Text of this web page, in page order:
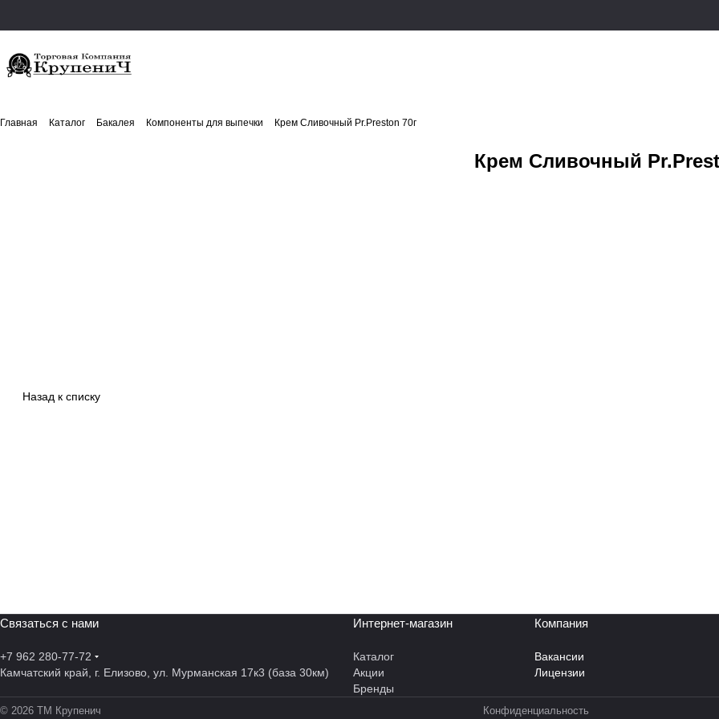
Главная Каталог Бакалея Компоненты для выпечки Крем Сливочный Pr.Preston 70г
Крем Сливочный
Назад к списку
Связаться с нами
+7 962 280-77-72
Камчатский край, г. Елизово, ул. Мурманская 17к3 (база 30км)
Интернет-магазин
Каталог
Акции
Бренды
Компания
Вакансии
Лицензии
© 2026 ТМ Крупенич Конфиденциальность